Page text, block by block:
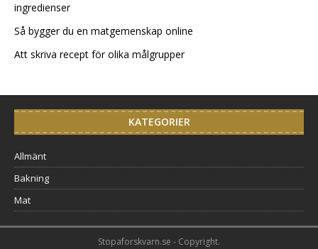
ingredienser
Så bygger du en matgemenskap online
Att skriva recept för olika målgrupper
KATEGORIER
Allmänt
Bakning
Mat
Stopaforskvarn.se - Copyright.